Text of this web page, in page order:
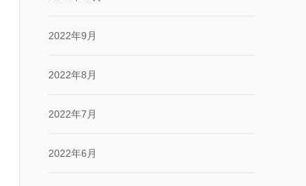
2022年9月
2022年8月
2022年7月
2022年6月